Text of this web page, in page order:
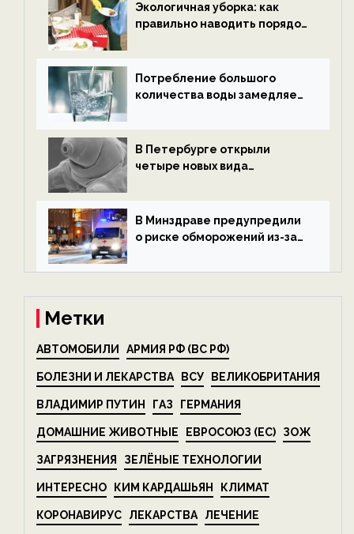
Экологичная уборка: как
правильно наводить порядок
Потребление большого
количества воды замедляет
В Петербурге открыли
четыре новых вида
экологии на ECOportal
В Минздраве предупредили
о риске обморожений из-за
на ECOportal
Метки
АВТОМОБИЛИ АРМИЯ РФ (ВС РФ)
БОЛЕЗНИ И ЛЕКАРСТВА ВСУ ВЕЛИКОБРИТАНИЯ
ВЛАДИМИР ПУТИН ГАЗ ГЕРМАНИЯ
ДОМАШНИЕ ЖИВОТНЫЕ ЕВРОСОЮЗ (ЕС) ЗОЖ
ЗАГРЯЗНЕНИЯ ЗЕЛЁНЫЕ ТЕХНОЛОГИИ
ИНТЕРЕСНО КИМ КАРДАШЬЯН КЛИМАТ
КОРОНАВИРУС ЛЕКАРСТВА ЛЕЧЕНИЕ